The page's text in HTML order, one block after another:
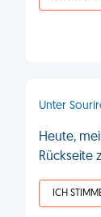
Unter
Heute,
Rückseite